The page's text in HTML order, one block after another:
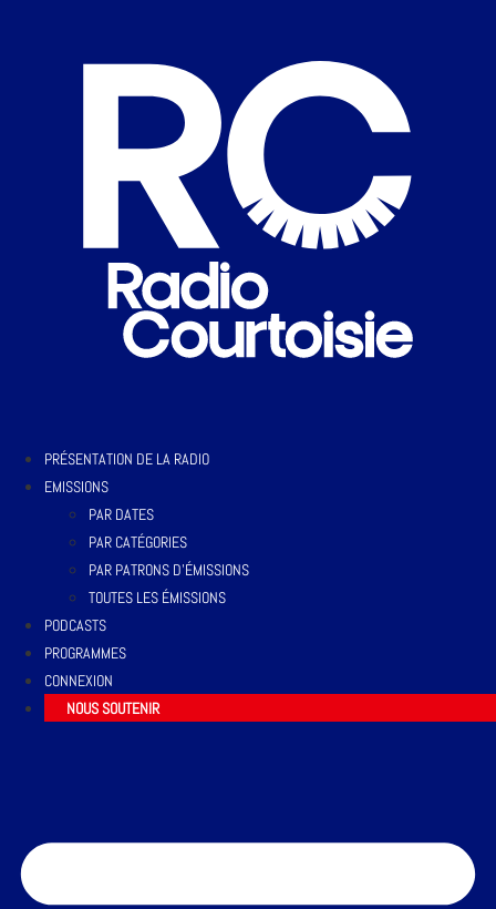
PRÉSENTATION DE LA RADIO
EMISSIONS
PAR DATES
PAR CATÉGORIES
PAR PATRONS D’ÉMISSIONS
TOUTES LES ÉMISSIONS
PODCASTS
PROGRAMMES
CONNEXION
NOUS SOUTENIR